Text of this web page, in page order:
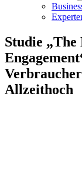
Studie „The
Allzeithoch